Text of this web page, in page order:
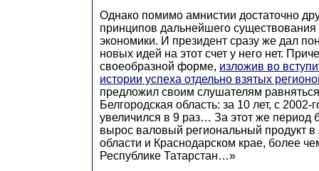
Однако помимо амнистии достаточно
принципов дальнейшего существования
экономики. И президент сразу же дал
новых идей на этот счет у него нет.
своеобразной форме, изложив во
истории успеха отдельно взятых
предложил своим слушателям
Белгородская область: за 10 лет, с
увеличился в 9 раз… За этот же период
вырос валовый региональный продукт в
области и Краснодарском крае, более
Республике Татарстан…»